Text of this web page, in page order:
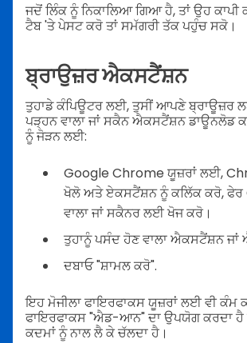
ਜਦੋਂ ਲਿੰਕ ਨੂੰ ਨਿਕਾਲਿਆ ਗਿਆ ਹੈ, ਤਾਂ ਉਹ
ਟੈਬ 'ਤੇ ਪੇਸਟ ਕਰੋ ਤਾਂ ਸਮੱਗਰੀ ਤੱਕ ਪਹੁੰਚ ਸਕੋ।
ਬ੍ਰਾਉਜ਼ਰ ਐਕਸਟੈਂਸ਼ਨ
ਤੁਹਾਡੇ ਕੰਪਿਊਟਰ ਲਈ, ਤੁਸੀਂ ਆਪਣੇ ਬ੍ਰਾਊਜ਼ਰ
ਪੜ੍ਹਨ ਵਾਲਾ ਜਾਂ ਸਕੈਨ ਐਕਸਟੈਂਸ਼ਨ ਡਾਊਨਲੋਡ
ਨੂੰ ਜੋੜਨ ਲਈ:
Google Chrome ਯੂਜ਼ਰਾਂ ਲਈ,
ਖੋਲੋ ਅਤੇ ਏਕਸਟੈਂਸ਼ਨ ਨੂੰ ਕਲਿੱਕ ਕਰੋ, ਫੇਰ
ਵਾਲਾ ਜਾਂ ਸਕੈਨਰ ਲਈ ਖੋਜ ਕਰੋ।
ਤੁਹਾਨੂੰ ਪਸੰਦ ਹੋਣ ਵਾਲਾ ਐਕਸਟੈਂਸ਼ਨ
ਦਬਾਓ "ਸ਼ਾਮਲ ਕਰੋ".
ਇਹ ਮੋਜੀਲਾ ਫਾਇਰਫਾਕਸ ਯੂਜ਼ਰਾਂ ਲਈ ਵੀ ਕੰਮ
ਫਾਇਰਫਾਕਸ "ਐਡ-ਆਨ" ਦਾ ਉਪਯੋਗ ਕਰਦਾ ਹੈ
ਕਦਮਾਂ ਨੂੰ ਨਾਲ ਲੈ ਕੇ ਚੱਲਦਾ ਹੈ।